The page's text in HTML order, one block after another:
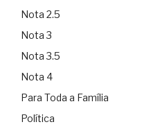
Nota 2.5
Nota 3
Nota 3.5
Nota 4
Para Toda a Família
Política